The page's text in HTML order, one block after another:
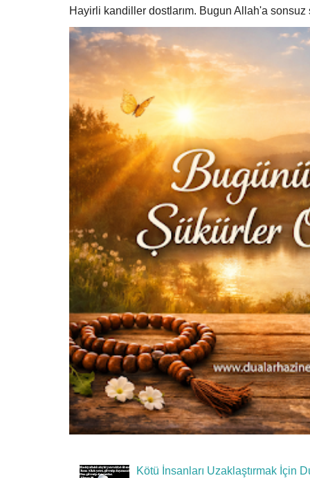
Hayirli kandiller dostlarım. Bugun Allah'a
Kötü İnsanları Uzaklaştırmak İçin